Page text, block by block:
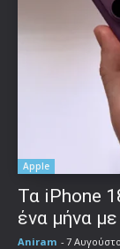
Apple
Τα iPhone
ένα μήνα με
Aniram - 7